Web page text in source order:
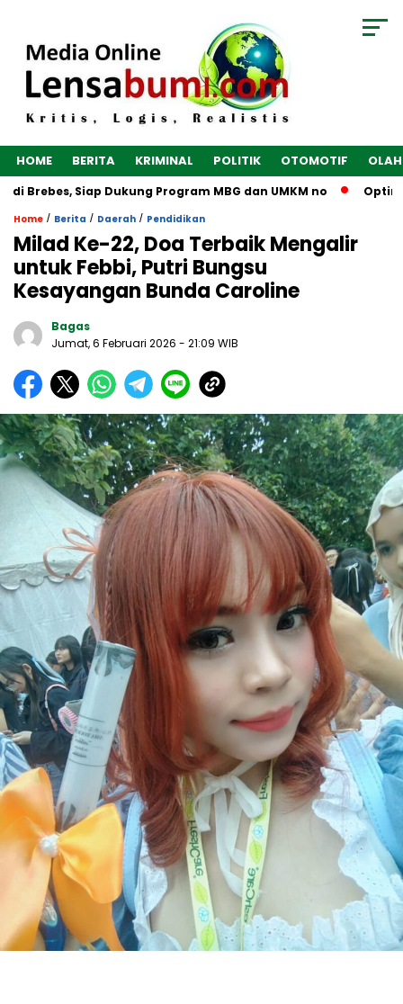
HOME BERITA KRIMINAL POLITIK OTOMOTIF
Siap Dukung Program MBG dan UMKM no
Home / Berita / Daerah / Pendidikan
‎Milad Ke-22, Doa Terbaik Mengalir
untuk Febbi, Putri Bungsu
Kesayangan Bunda Caroline
Bagas
Jumat, 6 Februari 2026 - 21:09 WIB